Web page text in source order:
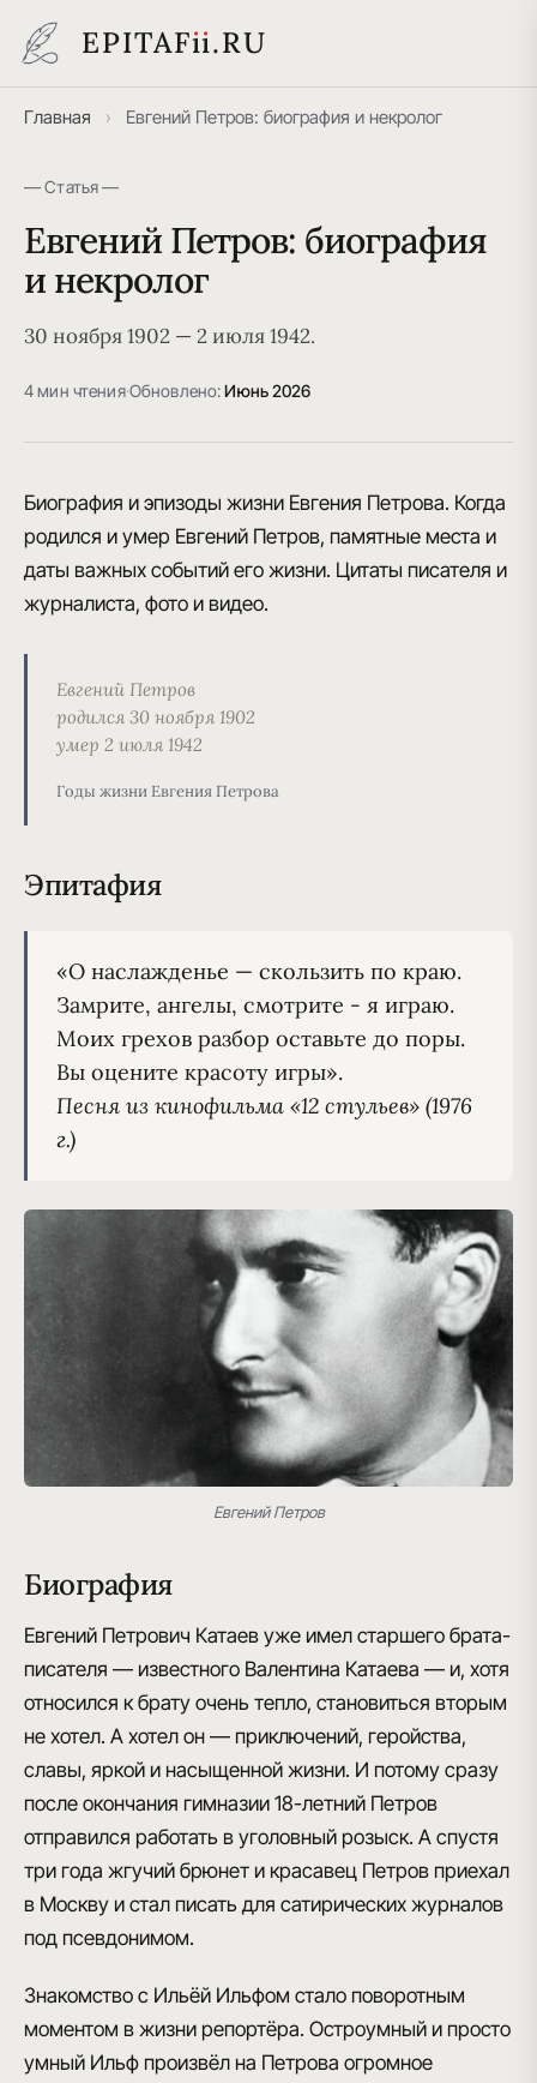
EPITAFii.RU
Главная › Евгений Петров: биография и некролог
— Статья —
Евгений Петров: биография
и некролог
30 ноября 1902 — 2 июля 1942.
4 мин чтения·Обновлено:Июнь 2026
Биография и эпизоды жизни Евгения Петрова. Когда
родился и умер Евгений Петров, памятные места и
даты важных событий его жизни. Цитаты писателя и
журналиста, фото и видео.
Евгений Петров
родился 30 ноября 1902
умер 2 июля 1942
Годы жизни Евгения Петрова
Эпитафия
«О наслажденье — скользить по кpаю.
Замpите, ангелы, смотpите - я игpаю.
Моих гpехов разбор оставьте до поpы.
Песня из кинофильма «12 стульев» (1976
г.)
Евгений Петров
Биография
Евгений Петрович Катаев уже имел старшего брата-
писателя — известного Валентина Катаева — и, хотя
относился к брату очень тепло, становиться вторым
не хотел. А хотел он — приключений, геройства,
славы, яркой и насыщенной жизни. И потому сразу
после окончания гимназии 18-летний Петров
отправился работать в уголовный розыск. А спустя
три года жгучий брюнет и красавец Петров приехал
в Москву и стал писать для сатирических журналов
под псевдонимом.
Знакомство с Ильёй Ильфом стало поворотным
моментом в жизни репортёра. Остроумный и просто
умный Ильф произвёл на Петрова огромное